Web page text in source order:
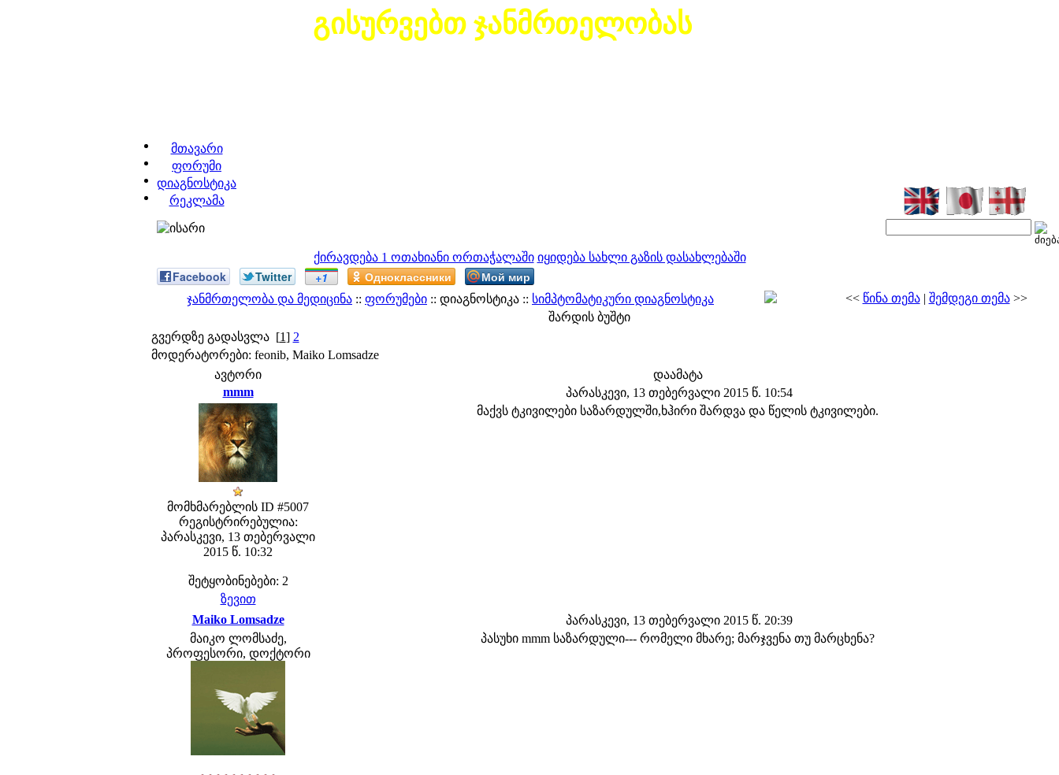
გისურვებთ ჯანმრთელობას
მთავარი
ფორუმი
დიაგნოსტიკა
რეკლამა
ქირავდება 1 ოთახიანი ორთაჭალაში იყიდება სახლი გაზის დასახლებაში
Facebook Twitter +1 Одноклассники Мой мир
ჯანმრთელობა და მედიცინა :: ფორუმები :: დიაგნოსტიკა :: სიმპტომატიკური დიაგნოსტიკა << წინა თემა| შემდეგი თემა>>
შარდის ბუშტი
გვერდზე გადასვლა [1] 2
მოდერატორები: feonib, Maiko Lomsadze
ავტორი
დაამატა
mmm
პარასკევი, 13 თებერვალი 2015 წ. 10:54
მომხმარებლის ID #5007
რეგისტრირებულია:
პარასკევი, 13 თებერვალი
2015 წ. 10:32
შეტყობინებები: 2
მაქვს ტკივილები საზარდულში,ხჰირი შარდვა და წელის ტკივილები.
ზევით
Maiko Lomsadze
პარასკევი, 13 თებერვალი 2015 წ. 20:39
მაიკო ლომსაძე,
პროფესორი, დოქტორი
პასუხი mmm საზარდული--- რომელი მხარე; მარჯვენა თუ მარცხენა?